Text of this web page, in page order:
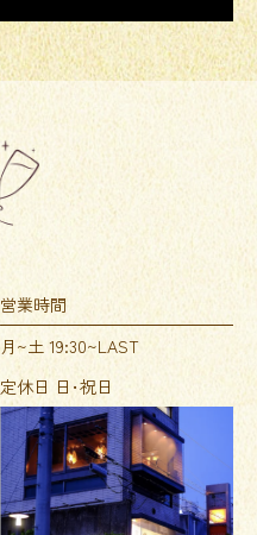
営業時間
月~土 19:30~LAST
定休日 日･祝日